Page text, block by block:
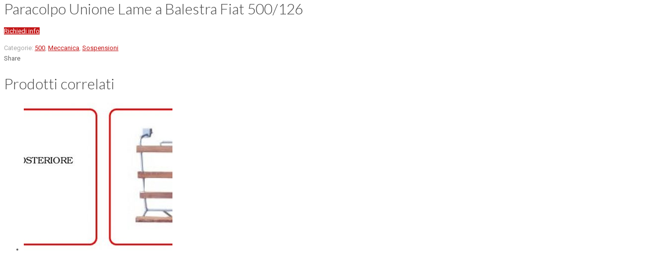
Paracolpo Unione Lame a Balestra Fiat 500/126
Richiedi info
Categorie: 500 Meccanica Sospensioni
Share
Prodotti correlati